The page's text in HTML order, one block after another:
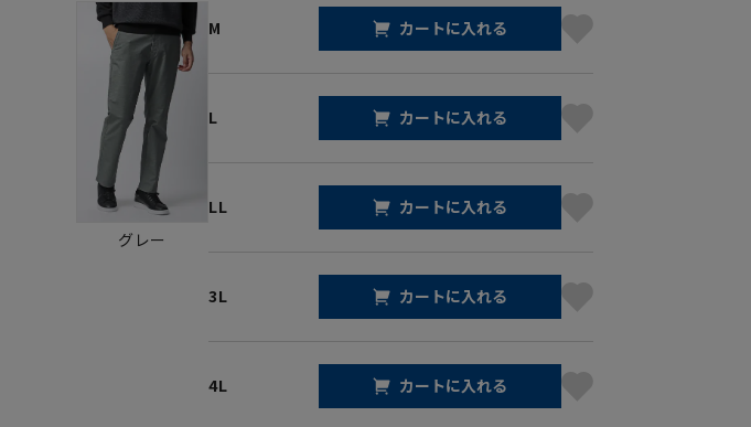
グレー
M カートに入れる
L カートに入れる
LL カートに入れる
3L カートに入れる
4L カートに入れる